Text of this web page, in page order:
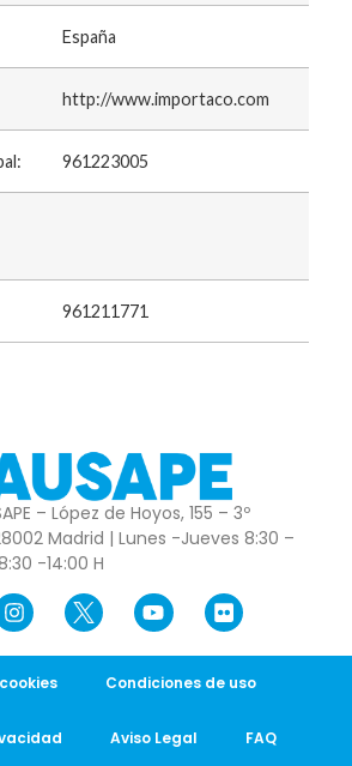
España
http://www.importaco.com
961223005
961211771
– López de Hoyos, 155 – 3º
Madrid | Lunes -Jueves 8:30 –
-14:00 H
Condiciones de uso
Aviso Legal FAQ